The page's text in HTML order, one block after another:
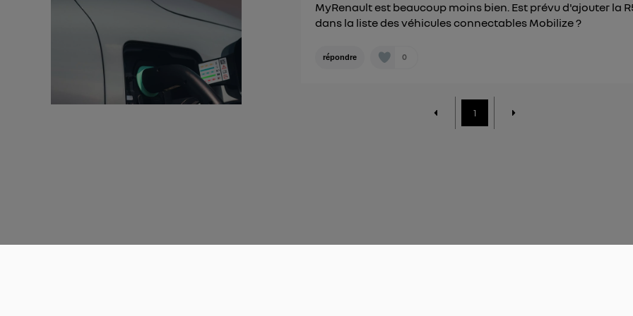
MyRenault est beaucoup moins bien. Est prévu d'ajouter la
dans la liste des véhicules connectables Mobilize ?
répondre 0
1